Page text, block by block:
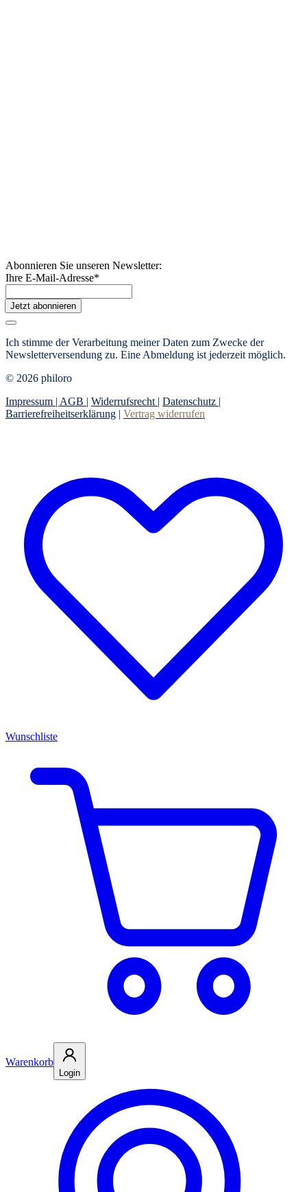
Abonnieren Sie unseren Newsletter:
Ihre E-Mail-Adresse*
Jetzt abonnieren
Ich stimme der Verarbeitung meiner Daten zum Zwecke der
Newsletterversendung zu. Eine Abmeldung ist jederzeit möglich.
© 2026 philoro
Impressum | AGB | Widerrufsrecht | Datenschutz |
Barrierefreiheitserklärung | Vertrag widerrufen
Wunschliste
Warenkorb
Login